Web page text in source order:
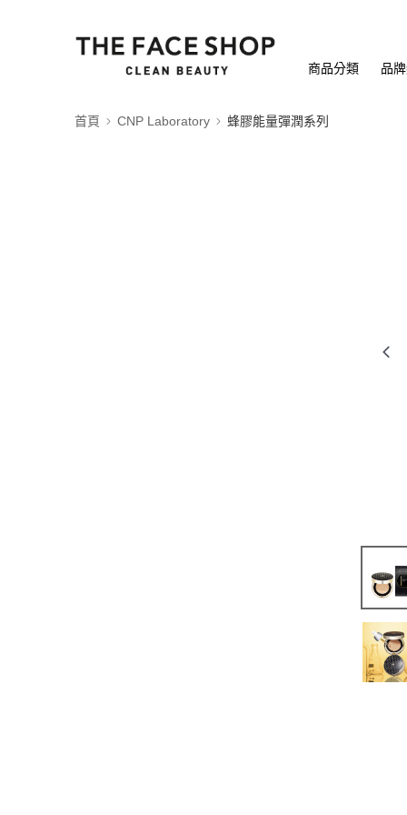
商品分類 品
首頁 CNP Laboratory 蜂膠能量彈潤系列